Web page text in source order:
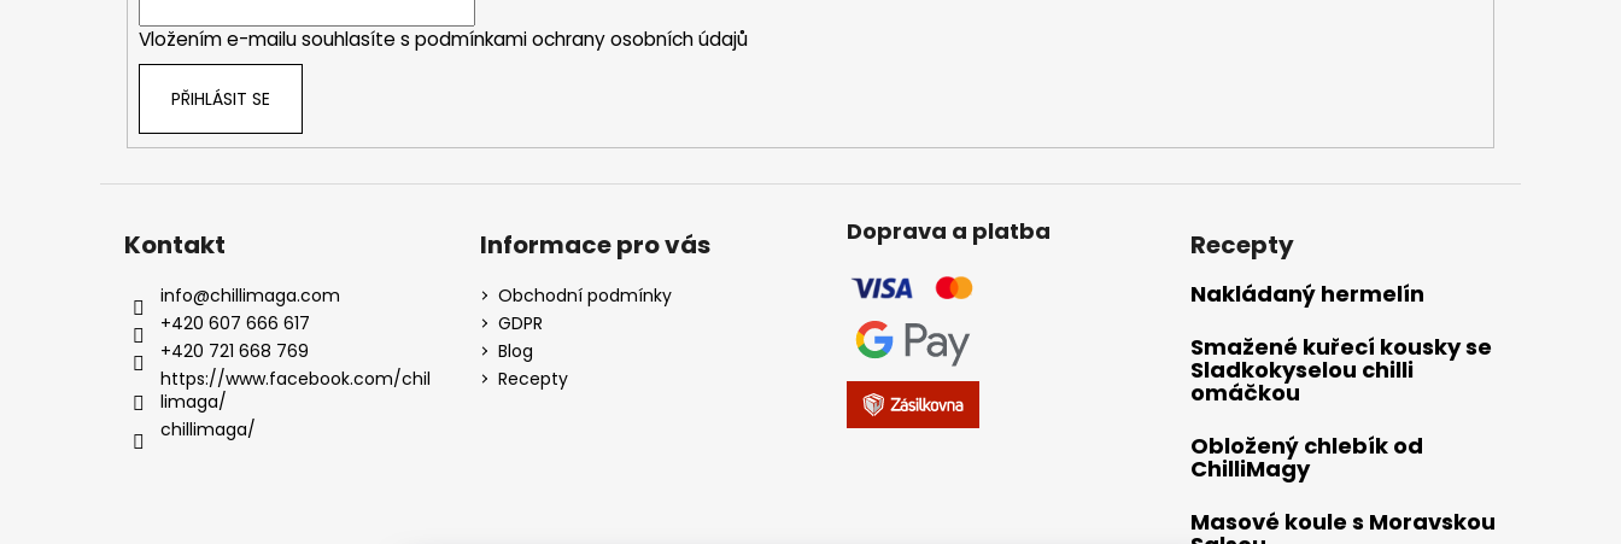
s
Vložením e-mailu souhlasíte s podmínkami ochrany osobních údajů
PŘIHLÁSIT SE
Kontakt
info@chillimaga.com
+420 607 666 617
+420 721 668 769
https://www.facebook.com/chil
limaga/
chillimaga/
Informace pro vás
Obchodní podmínky
GDPR
Blog
Recepty
Doprava a platba Recepty
Nakládaný hermelín
Smažené kuřecí kousky se
Sladkokyselou chilli
omáčkou
Obložený chlebík od
ChilliMagy
Masové koule s Moravskou